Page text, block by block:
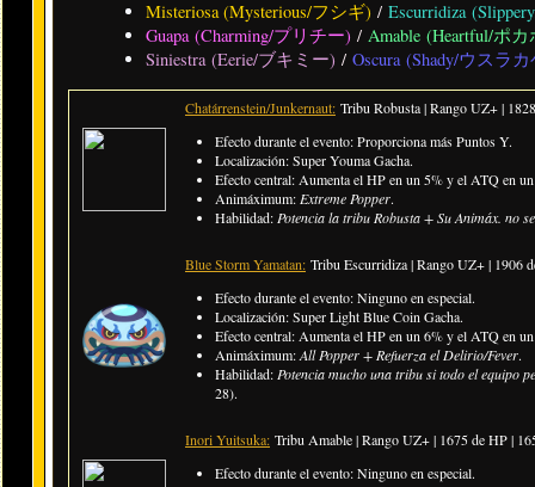
Misteriosa (Mysterious/フシギ) / Escurridiza
Guapa (Charming/プリチー) / Amable (Heartful/ポ
Siniestra (Eerie/ブキミー) / Oscura (Shady/ウスラ
Chatárrenstein/Junkernaut: Tribu Robusta | Rango UZ+ |
Efecto durante el evento: Proporciona más Puntos Y.
Localización: Super Youma Gacha.
Efecto central: Aumenta el HP en un 5% y el ATQ en
Animáximum: Extreme Popper.
Habilidad: Potencia la tribu Robusta + Su Animáx. no
Blue Storm Yamatan: Tribu Escurridiza | Rango UZ+ | 1906
Efecto durante el evento: Ninguno en especial.
Localización: Super Light Blue Coin Gacha.
Efecto central: Aumenta el HP en un 6% y el ATQ en
Animáximum:All Popper + Refuerza el Delirio/Fever.
Habilidad: Potencia mucho una tribu si todo el equipo
28).
Inori Yuitsuka: Tribu Amable | Rango UZ+ | 1675 de HP |
Efecto durante el evento: Ninguno en especial.